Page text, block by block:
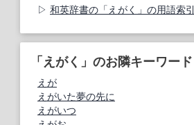
和英辞書の「えがく」の用語索引
「えがく」のお隣キーワード
えが
えがいた夢の先に
えがいつ